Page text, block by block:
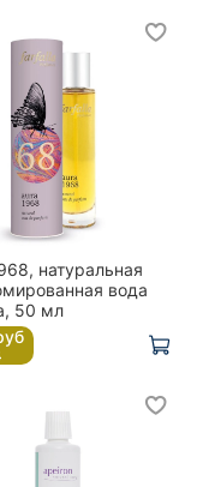
натуральная
вода
50 мл